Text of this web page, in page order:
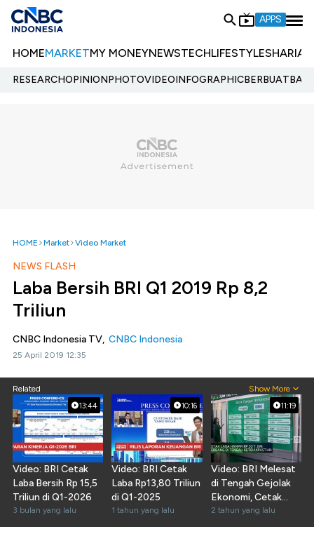
APPS
HOMEMARKETMY MONEYNEWSTECHLIFESTYLESHARIA
RESEARCHOPINIONPHOTOVIDEOINFOGRAPHIC
HOME Market Video Market
NEWS FLASH
Laba Bersih BRI Q1 2019 Rp 8,2
Triliun
CNBC Indonesia TV, CNBC Indonesia
25 April 2019 12:35
Related Show More
13:44
Video: BRI Cetak
Laba Bersih Rp 15,5
Triliun di Q1-2026
3 bulan yang lalu
10:16
Video: BRI Cetak
Laba Rp13,80 Triliun
di Q1-2025
1 tahun yang lalu
11:19
Video: BRI Melesat
di Tengah Gejolak
Ekonomi, Cetak
Laba Hampir Rp30 T
2 tahun yang lalu